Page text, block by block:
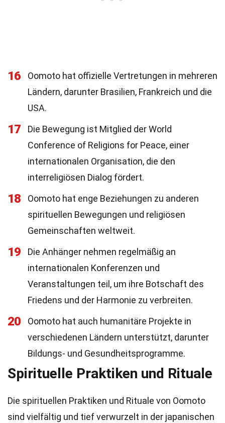
16
Oomoto hat offizielle Vertretungen in mehreren
Ländern, darunter Brasilien, Frankreich und die
USA.
17
Die Bewegung ist Mitglied der World
Conference of Religions for Peace, einer
internationalen Organisation, die den
interreligiösen Dialog fördert.
18
Oomoto hat enge Beziehungen zu anderen
spirituellen Bewegungen und religiösen
Gemeinschaften weltweit.
19
Die Anhänger nehmen regelmäßig an
internationalen Konferenzen und
Veranstaltungen teil, um ihre Botschaft des
Friedens und der Harmonie zu verbreiten.
20
Oomoto hat auch humanitäre Projekte in
verschiedenen Ländern unterstützt, darunter
Bildungs- und Gesundheitsprogramme.
Spirituelle Praktiken und Rituale
Die spirituellen Praktiken und Rituale von Oomoto
sind vielfältig und tief verwurzelt in der japanischen